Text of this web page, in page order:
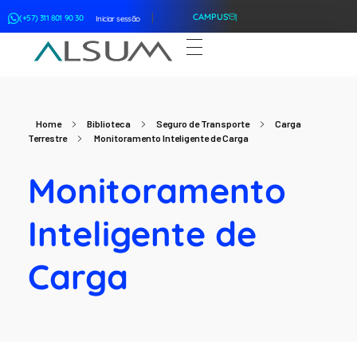
(+57) 311 801 90 30 Iniciar sessão CAMPUS
Home Biblioteca Seguro de Transporte
Carga
Terrestre
Monitoramento Inteligente de Carga
Monitoramento
Inteligente de
Carga